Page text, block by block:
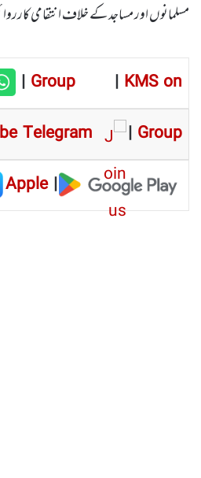
مسلمانوں اور مساجد کے خلاف انتقامی
|Group | KMS on
Telegram
| Group
|
Apple